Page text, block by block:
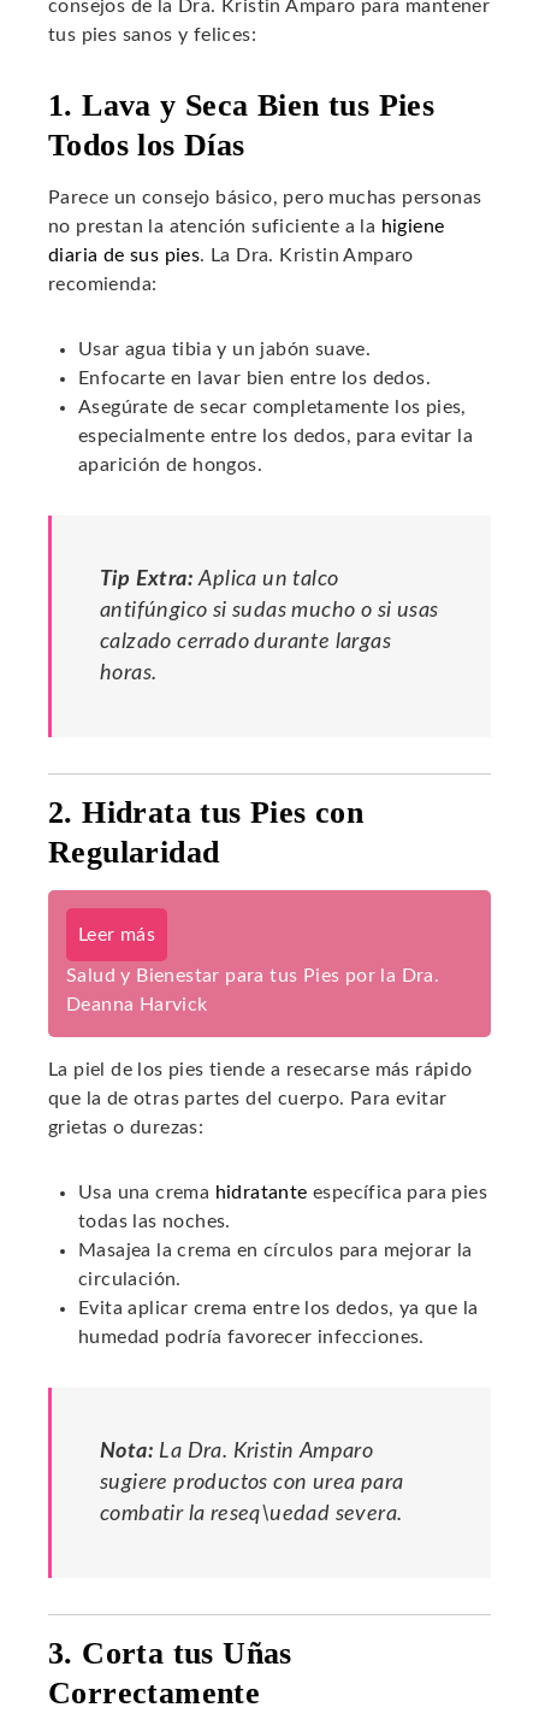
consejos de la Dra. Kristin Amparo para mantener
tus pies sanos y felices:
1. Lava y Seca Bien tus Pies
Todos los Días
Parece un consejo básico, pero muchas personas
no prestan la atención suficiente a la higiene
diaria de sus pies. La Dra. Kristin Amparo
recomienda:
Usar agua tibia y un jabón suave.
Enfocarte en lavar bien entre los dedos.
Asegúrate de secar completamente los pies,
especialmente entre los dedos, para evitar la
aparición de hongos.
Tip Extra: Aplica un talco
antifúngico si sudas mucho o si usas
calzado cerrado durante largas
horas.
2. Hidrata tus Pies con
Regularidad
Leer más
Salud y Bienestar para tus Pies por la Dra.
Deanna Harvick
La piel de los pies tiende a resecarse más rápido
que la de otras partes del cuerpo. Para evitar
grietas o durezas:
Usa una crema hidratante específica para pies
todas las noches.
Masajea la crema en círculos para mejorar la
circulación.
Evita aplicar crema entre los dedos, ya que la
humedad podría favorecer infecciones.
Nota: La Dra. Kristin Amparo
sugiere productos con urea para
combatir la reseq\uedad severa.
3. Corta tus Uñas
Correctamente